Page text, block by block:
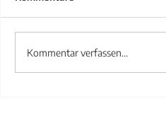
Treppengeländer aus
Kommentar verfassen...